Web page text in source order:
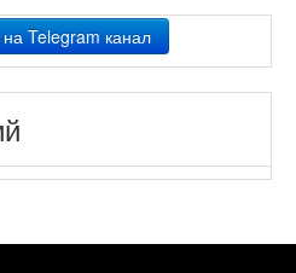
на Telegram канал